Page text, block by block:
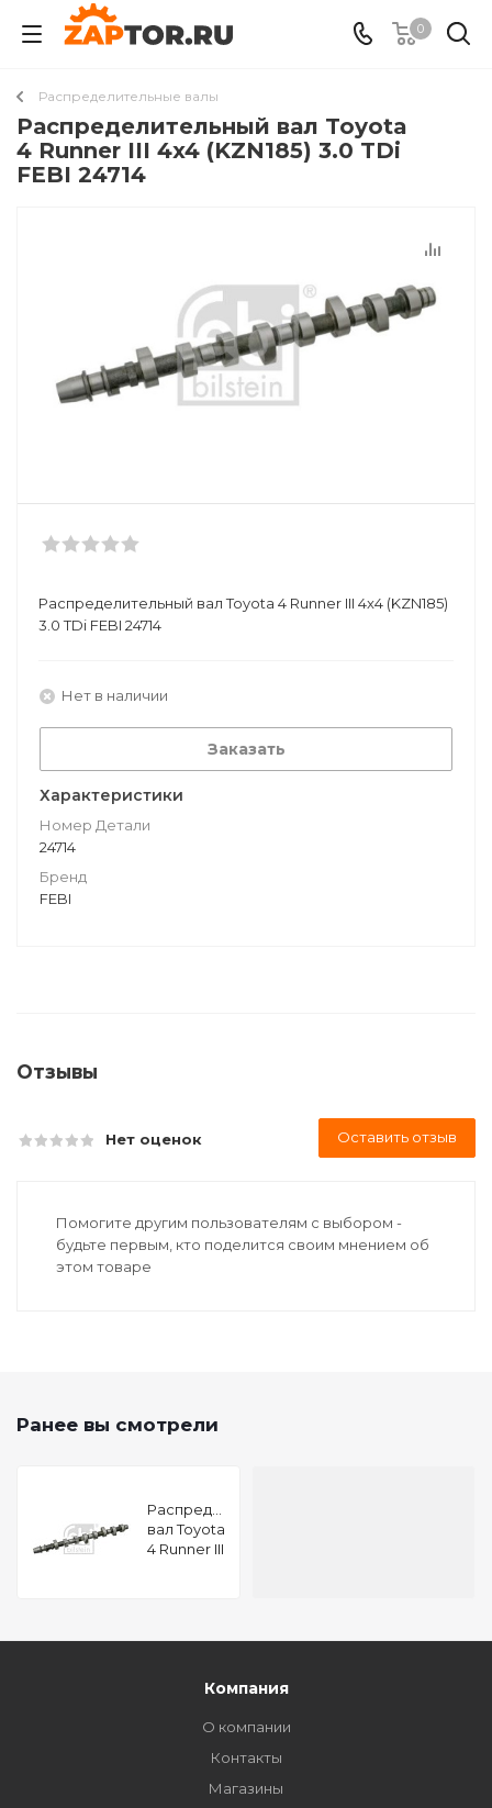
0
Распределительные валы
Распределительный вал Toyota
4 Runner III 4x4 (KZN185) 3.0 TDi
FEBI 24714
Распределительный вал Toyota 4 Runner III 4x4 (KZN185)
3.0 TDi FEBI 24714
Нет в наличии
Заказать
Характеристики
Номер Детали
24714
Бренд
FEBI
Отзывы
Нет оценок Оставить отзыв
Помогите другим пользователям с выбором -
будьте первым, кто поделится своим мнением об
этом товаре
Ранее вы смотрели
Распределительный
вал Toyota
4 Runner III
Компания
О компании
Контакты
Магазины